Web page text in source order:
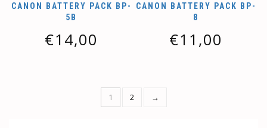
CANON BATTERY PACK BP-
5B
€14,00
CANON BATTERY PACK BP-
8
€11,00
1 2 →